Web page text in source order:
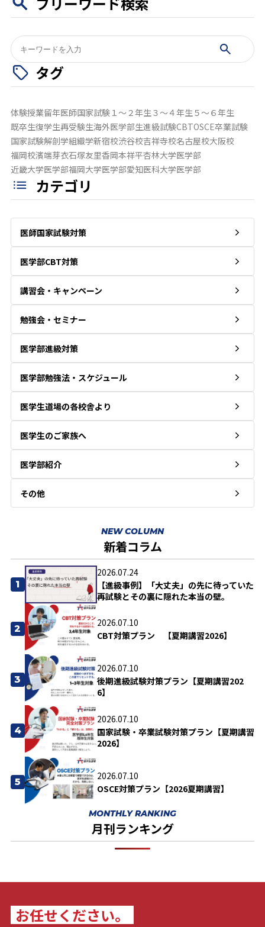
検
索:
タグ
体験授業留年医師国家試験１～２年生３～４年生５～６年生
既卒生復学生再受験生海外医学部生進級試験CBTOSCE卒業試験
国家試験解剖学組織学新宿校渋谷校吉祥寺校名古屋校大阪校
福岡校濱端芽衣石塚友里香岡本祥平杏林大学医学部
近畿大学医学部福岡大学医学部愛知医科大学医学部
カテゴリ
医師国家試験対策
医学部CBT対策
講習会・キャンペーン
勉強会・セミナー
医学部進級対策
医学部勉強法・スケジュール
医学生道場の各校舎より
医学生のご家族へ
医学部紹介
その他
NEW COLUMN
新着コラム
1
2026.07.24
【進級事例】「大丈夫」の先に待っていた
再試験とその裏に隠れた本当の壁。
2
2026.07.10
CBT対策プラン 【夏期講習2026】
3
2026.07.10
後期進級試験対策プラン【夏期講習202
6】
4
2026.07.10
国家試験・卒業試験対策プラン【夏期講習
2026】
5
2026.07.10
OSCE対策プラン【2026夏期講習】
MONTHLY RANKING
月刊ランキング
お任せください。